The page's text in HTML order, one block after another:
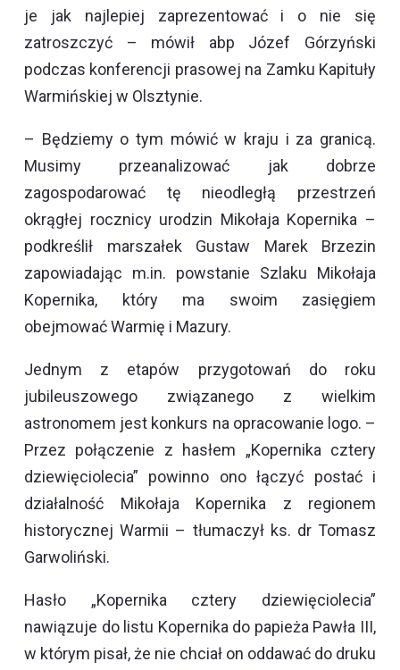
je jak najlepiej zaprezentować i o nie się
zatroszczyć – mówił abp Józef Górzyński
podczas konferencji prasowej na Zamku Kapituły
Warmińskiej w Olsztynie.
– Będziemy o tym mówić w kraju i za granicą.
Musimy przeanalizować jak dobrze
zagospodarować tę nieodległą przestrzeń
okrągłej rocznicy urodzin Mikołaja Kopernika –
podkreślił marszałek Gustaw Marek Brzezin
zapowiadając m.in. powstanie Szlaku Mikołaja
Kopernika, który ma swoim zasięgiem
obejmować Warmię i Mazury.
Jednym z etapów przygotowań do roku
jubileuszowego związanego z wielkim
astronomem jest konkurs na opracowanie logo. –
Przez połączenie z hasłem „Kopernika cztery
dziewięciolecia” powinno ono łączyć postać i
działalność Mikołaja Kopernika z regionem
historycznej Warmii – tłumaczył ks. dr Tomasz
Garwoliński.
Hasło „Kopernika cztery dziewięciolecia”
nawiązuje do listu Kopernika do papieża Pawła III,
w którym pisał, że nie chciał on oddawać do druku